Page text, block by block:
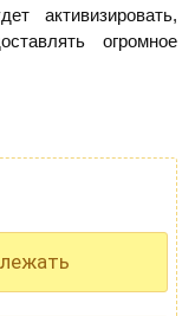
активизировать,
огромное